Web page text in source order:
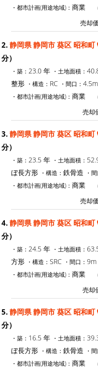
・都市計画(用途地域)： 商業
売却
2. 静岡県 静岡市 葵区 昭和町
分）
・築： 23.0 年 ・土地面積：
整形 ・構造： RC ・間口： 4.5m
・都市計画(用途地域)： 商業
売却
3. 静岡県 静岡市 葵区 昭和町
分）
・築： 23.5 年 ・土地面積：
ぼ長方形 ・構造： 鉄骨造 ・
・都市計画(用途地域)： 商業
売却
4. 静岡県 静岡市 葵区 昭和町
分）
・築： 24.5 年 ・土地面積：
方形 ・構造： SRC ・間口： 9m
・都市計画(用途地域)： 商業
売却
5. 静岡県 静岡市 葵区 昭和町
分）
・築： 16.5 年 ・土地面積：
ぼ長方形 ・構造： 鉄骨造 ・
・都市計画(用途地域)： 商業